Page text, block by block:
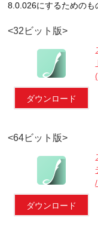
8.0.026にするためのも
<32ビット版>
ダウンロード
<64ビット版>
ダウンロード